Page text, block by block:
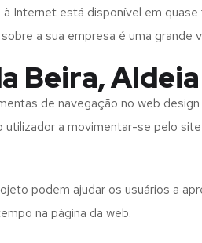
Internet está disponível em
a sua empresa é uma
Beira,
de navegação no web design
a movimentar-se pelo
podem ajudar os usuários a
na página da web.